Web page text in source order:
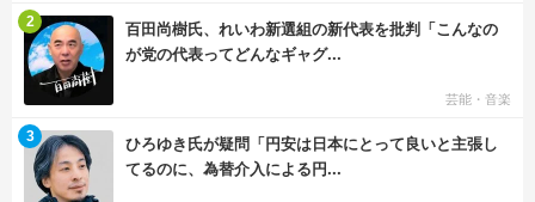
百田尚樹氏、れいわ新選組の新代表を批判「こんなの
が党の代表ってどんなギャグ...
芸能・音楽
2
ひろゆき氏が疑問「円安は日本にとって良いと主張し
てるのに、為替介入による円...
3